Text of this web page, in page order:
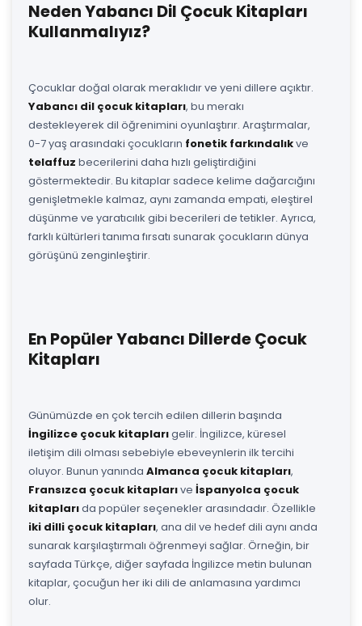
Neden Yabancı Dil Çocuk Kitapları
Kullanmalıyız?
Çocuklar doğal olarak meraklıdır ve yeni dillere açıktır.
Yabancı dil çocuk kitapları, bu merakı
destekleyerek dil öğrenimini oyunlaştırır. Araştırmalar,
0-7 yaş arasındaki çocukların fonetik farkındalıkve
telaffuz becerilerini daha hızlı geliştirdiğini
göstermektedir. Bu kitaplar sadece kelime dağarcığını
genişletmekle kalmaz, aynı zamanda empati, eleştirel
düşünme ve yaratıcılık gibi becerileri de tetikler. Ayrıca,
farklı kültürleri tanıma fırsatı sunarak çocukların dünya
görüşünü zenginleştirir.
En Popüler Yabancı Dillerde Çocuk
Kitapları
Günümüzde en çok tercih edilen dillerin başında
İngilizce çocuk kitaplarıgelir. İngilizce, küresel
iletişim dili olması sebebiyle ebeveynlerin ilk tercihi
oluyor. Bunun yanında Almanca çocuk kitapları,
Fransızca çocuk kitaplarıve İspanyolca çocuk
kitaplarıda popüler seçenekler arasındadır. Özellikle
iki dilli çocuk kitapları, ana dil ve hedef dili aynı anda
sunarak karşılaştırmalı öğrenmeyi sağlar. Örneğin, bir
sayfada Türkçe, diğer sayfada İngilizce metin bulunan
kitaplar, çocuğun her iki dili de anlamasına yardımcı
olur.